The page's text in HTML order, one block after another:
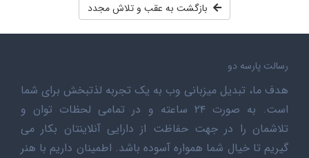
بازگشت به عقب و تلاش مجدد
رسالت پارسه دو
هدف ما، تبدیل میزبانی وب به یک تجربه لذتبخش برای شما
است. به صورت ۲۴ ساعته و در تمامی لحظات توان و
تلاشمان را در جهت حفاظت از دارایی آنلاینتان بکار می
گیریم تا خیال شما همواره آسوده باشد. اطمینان داریم با هنر